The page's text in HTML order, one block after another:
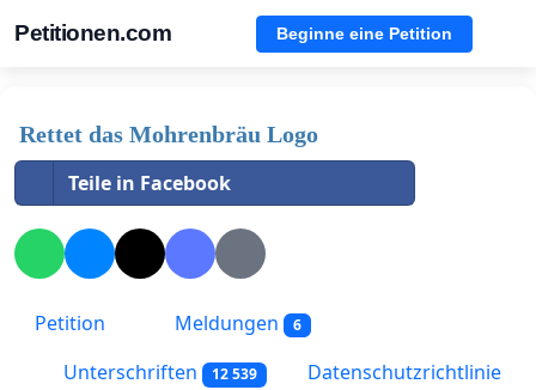
Petitionen.com Beginne eine Petition
Rettet das Mohrenbräu Logo
Teile in Facebook
Petition Meldungen 6
Unterschriften 12 539 Datenschutzrichtlinie